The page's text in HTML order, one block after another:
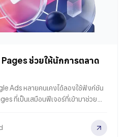
ช่วยให้นักการตลาด
Ads หลายคนเคงได้ลองใช้ฟังก์ชัน
ที่เป็นเสมือนฟีเจอร์ที่เข้ามาช่วย
ไปปรับใช้กับแคมเปญเพื่อให้แน่ใจว่า